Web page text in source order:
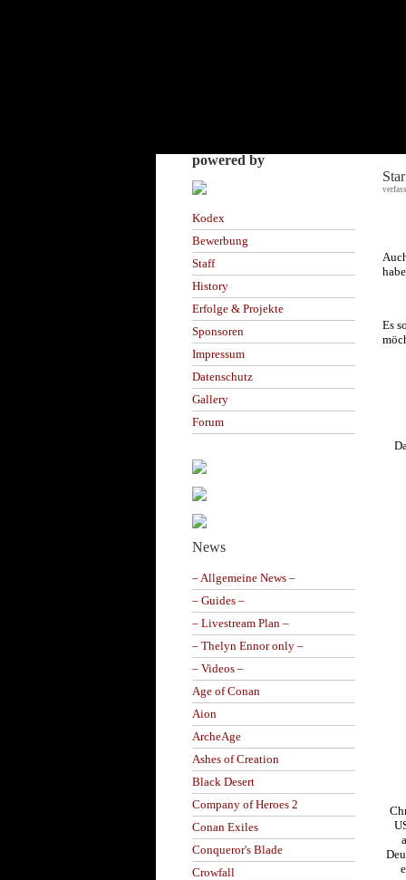
powered by
Kodex
Bewerbung
Staff
History
Erfolge & Projekte
Sponsoren
Impressum
Datenschutz
Gallery
Forum
News
– Allgemeine News –
– Guides –
– Livestream Plan –
– Thelyn Ennor only –
– Videos –
Age of Conan
Aion
ArcheAge
Ashes of Creation
Black Desert
Company of Heroes 2
Conan Exiles
Conqueror's Blade
Crowfall
Es